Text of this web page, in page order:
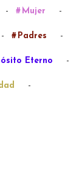
- Mujer -
- Padres -
Eterno -
-